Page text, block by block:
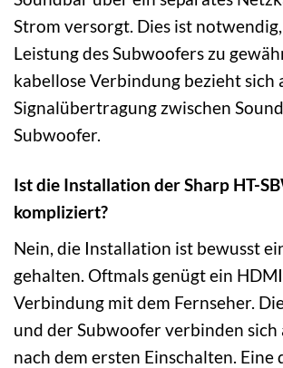
Strom versorgt. Dies ist
Leistung des Subwoofers zu
kabellose Verbindung bezieht sich
Signalübertragung zwischen
Subwoofer.
Ist die Installation der Sharp HT-
kompliziert?
Nein, die Installation ist bewusst
gehalten. Oftmals genügt ein
Verbindung mit dem Fernseher.
und der Subwoofer verbinden
nach dem ersten Einschalten.